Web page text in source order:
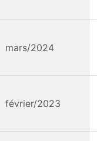
mars/2024
février/2023